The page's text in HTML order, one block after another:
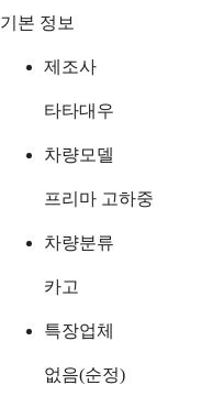
기본 정보
제조사
타타대우
차량모델
프리마 고하중
차량분류
카고
특장업체
없음(순정)